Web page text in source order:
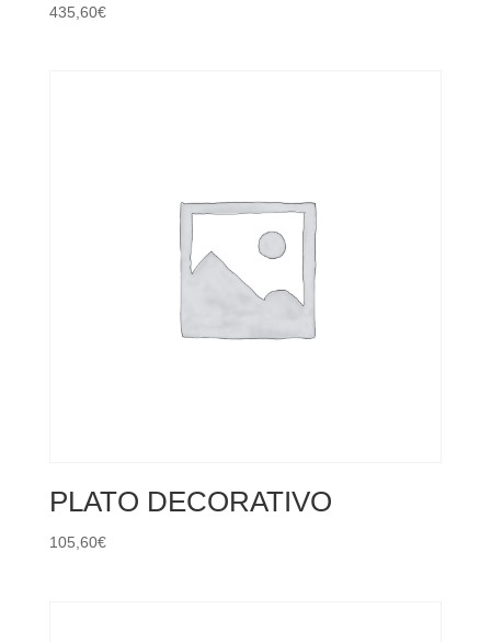
435,60€
PLATO DECORATIVO
105,60€